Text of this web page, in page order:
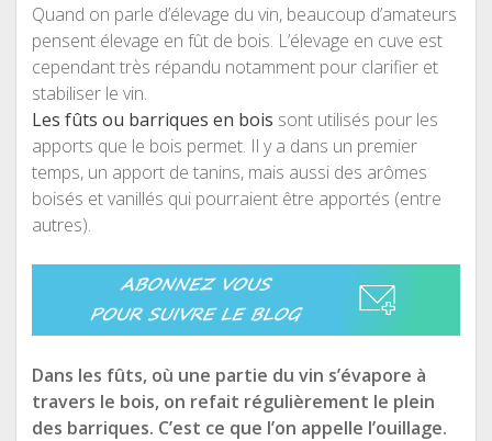
Quand on parle d’élevage du vin, beaucoup d’amateurs
pensent élevage en fût de bois. L’élevage en cuve est
cependant très répandu notamment pour clarifier et
stabiliser le vin.
Les fûts ou barriques en bois sont utilisés pour les
apports que le bois permet. Il y a dans un premier
temps, un apport de tanins, mais aussi des arômes
boisés et vanillés qui pourraient être apportés (entre
autres).
Dans les fûts, où une partie du vin s’évapore à
travers le bois, on refait régulièrement le plein
des barriques. C’est ce que l’on appelle l’ouillage.